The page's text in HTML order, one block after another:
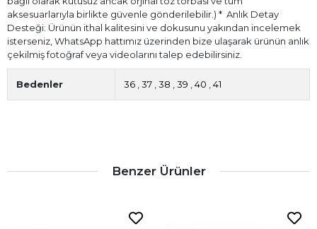
aksesuarlarıyla birlikte güvenle gönderilebilir.) * ⁠ Anlık Detay
Desteği: Ürünün ithal kalitesini ve dokusunu yakından incelemek
isterseniz, WhatsApp hattımız üzerinden bize ulaşarak ürünün anlık
çekilmiş fotoğraf veya videolarını talep edebilirsiniz.
Bedenler 36 37 38 39 40 41
Benzer Ürünler